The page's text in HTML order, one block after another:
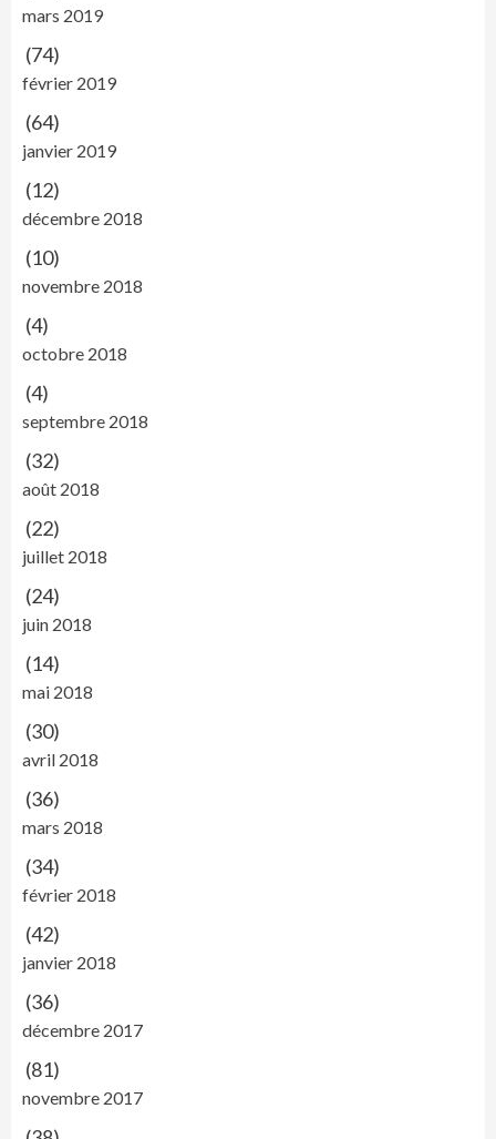
mars 2019
(74)
février 2019
(64)
janvier 2019
(12)
décembre 2018
(10)
novembre 2018
(4)
octobre 2018
(4)
septembre 2018
(32)
août 2018
(22)
juillet 2018
(24)
juin 2018
(14)
mai 2018
(30)
avril 2018
(36)
mars 2018
(34)
février 2018
(42)
janvier 2018
(36)
décembre 2017
(81)
novembre 2017